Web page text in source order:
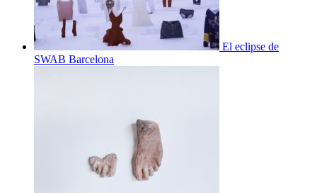
El eclipse de
SWAB Barcelona